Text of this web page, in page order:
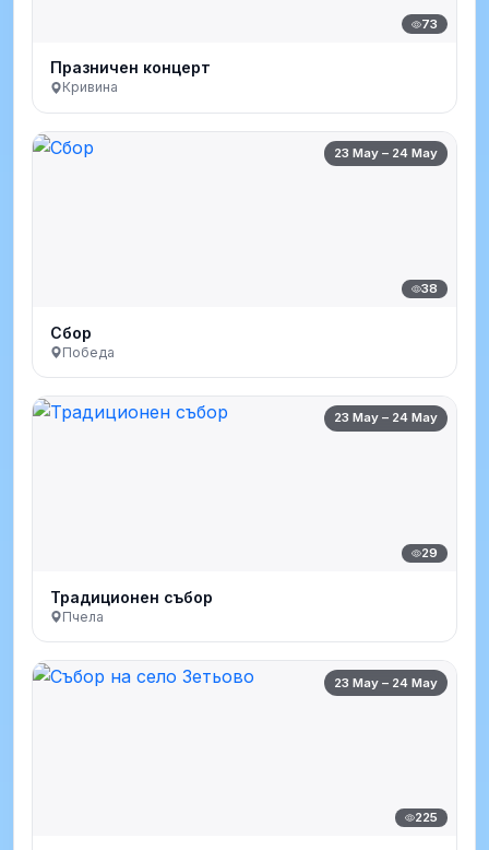
73
Празничен концерт
Кривина
23 May – 24 May
38
Сбор
Победа
23 May – 24 May
29
Традиционен събор
Пчела
23 May – 24 May
225